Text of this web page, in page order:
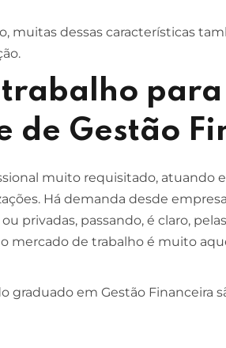
muitas dessas características
para
de Gestão
muito requisitado, atuando
Há demanda desde
privadas, passando, é claro,
mercado de trabalho é muito
graduado em Gestão Financeira